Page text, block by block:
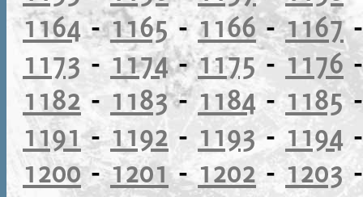
1164-1165-1166-1167
1173 - 1174-1175-1176
1182 - 1183-1184- 1185
1191-1192 - 1193- 1194
1200-1201-1202- 1203